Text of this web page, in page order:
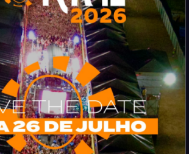
novidades do entretenimento na região de
coberturas exclusivas e muito mais.